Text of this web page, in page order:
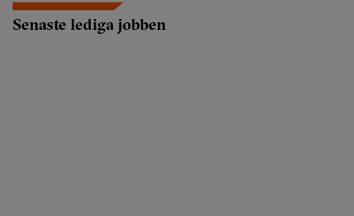
Senaste lediga jobben